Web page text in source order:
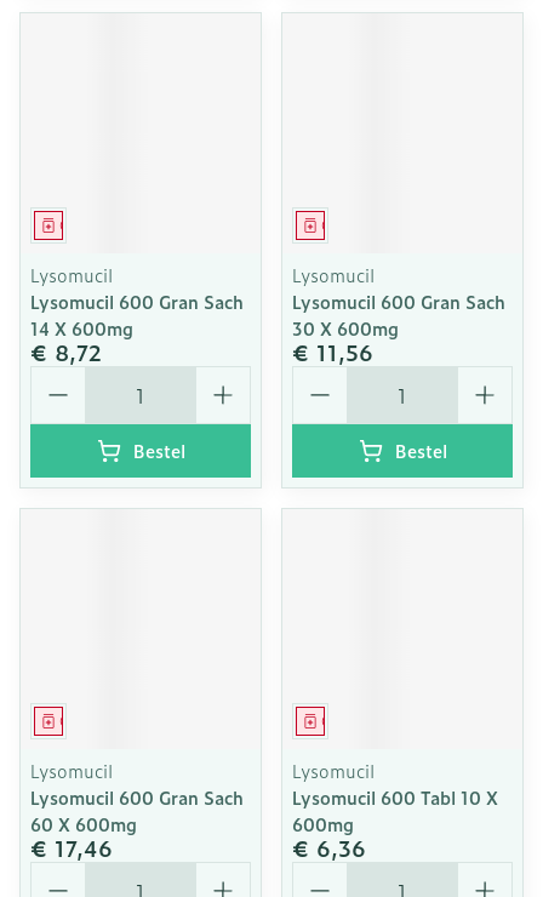
Geneesmiddel
Lysomucil
Lysomucil 600 Gran Sach
14 X 600mg
€ 8,72
Aantal
Bestel
Geneesmiddel
Lysomucil
Lysomucil 600 Gran Sach
30 X 600mg
€ 11,56
Aantal
Bestel
Geneesmiddel
Lysomucil
Lysomucil 600 Gran Sach
60 X 600mg
€ 17,46
Aantal
Geneesmiddel
Lysomucil
Lysomucil 600 Tabl 10 X
600mg
€ 6,36
Aantal